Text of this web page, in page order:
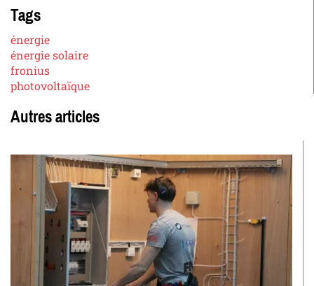
Tags
énergie
énergie solaire
fronius
photovoltaïque
Autres articles